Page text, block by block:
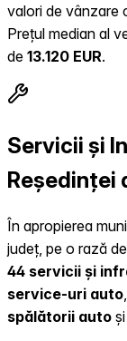
valori de vânzare
Prețul median al
de 13.120 EUR.
Servicii și
Reședinței
În apropierea
județ, pe o rază
44 servicii și
service-uri auto,
spălătorii auto și